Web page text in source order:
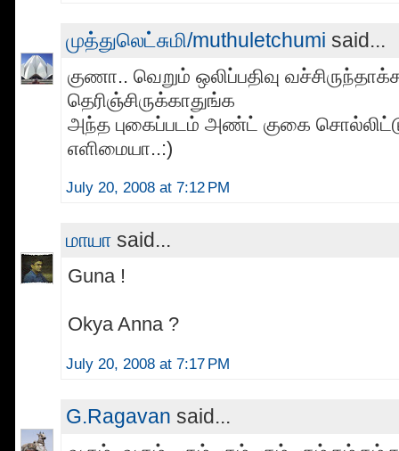
முத்துலெட்சுமி/muthuletchumi said...
குணா.. வெறும் ஒலிப்பதிவு
தெரிஞ்சிருக்காதுங்க
அந்த புகைப்படம் அண்ட் குகை
எளிமையா..:)
July 20, 2008 at 7:12 PM
மாயா said...
Guna !
Okya Anna ?
July 20, 2008 at 7:17 PM
G.Ragavan said...